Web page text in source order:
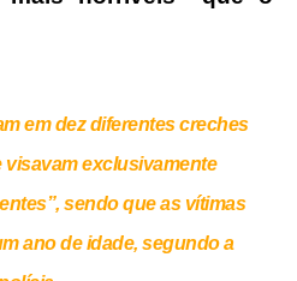
em dez diferentes creches
visavam exclusivamente
sendo que as vítimas
ano de idade, segundo a